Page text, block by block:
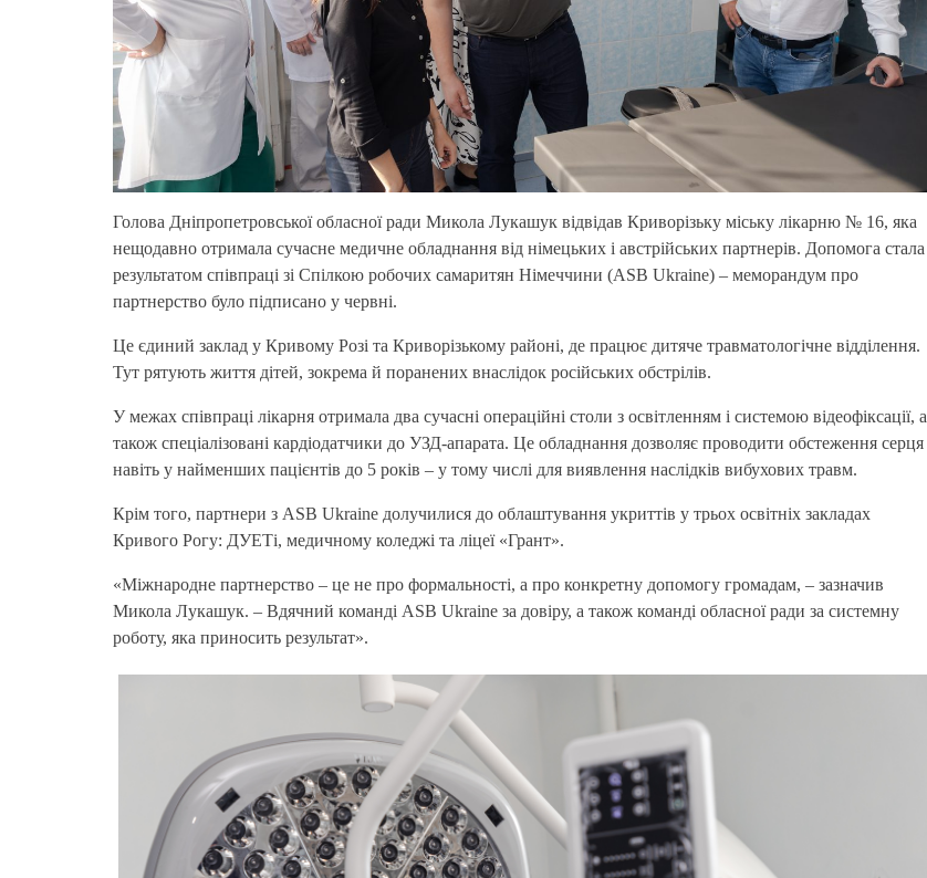
Голова Дніпропетровської обласної ради Микола Лукашук відвідав Криворізьку міську лікарню № 16, яка
нещодавно отримала сучасне медичне обладнання від німецьких і австрійських партнерів. Допомога стала
результатом співпраці зі Спілкою робочих самаритян Німеччини (ASB Ukraine) – меморандум про
партнерство було підписано у червні.
Це єдиний заклад у Кривому Розі та Криворізькому районі, де працює дитяче травматологічне відділення.
Тут рятують життя дітей, зокрема й поранених внаслідок російських обстрілів.
У межах співпраці лікарня отримала два сучасні операційні столи з освітленням і системою відеофіксації, а
також спеціалізовані кардіодатчики до УЗД-апарата. Це обладнання дозволяє проводити обстеження серця
навіть у найменших пацієнтів до 5 років – у тому числі для виявлення наслідків вибухових травм.
Крім того, партнери з ASB Ukraine долучилися до облаштування укриттів у трьох освітніх закладах
Кривого Рогу: ДУЕТі, медичному коледжі та ліцеї «Грант».
«Міжнародне партнерство – це не про формальності, а про конкретну допомогу громадам, – зазначив
Микола Лукашук. – Вдячний команді ASB Ukraine за довіру, а також команді обласної ради за системну
роботу, яка приносить результат».